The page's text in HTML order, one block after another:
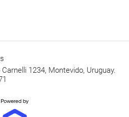
1234, Montevido, Uruguay.